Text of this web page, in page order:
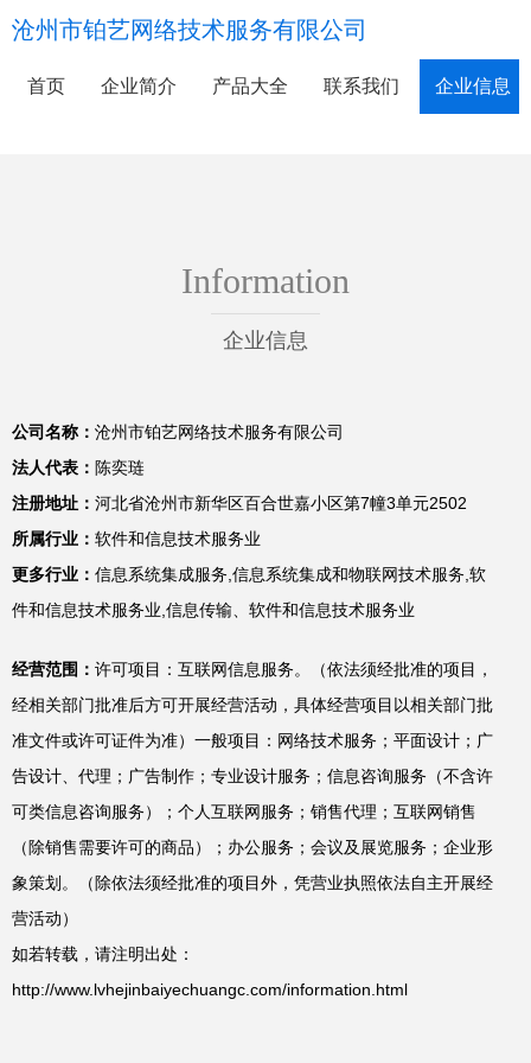
沧州市铂艺网络技术服务有限公司
首页 企业简介 产品大全 联系我们 企业信息
Information
企业信息
公司名称： 沧州市铂艺网络技术服务有限公司
法人代表： 陈奕琏
注册地址： 河北省沧州市新华区百合世嘉小区第7幢3单元2502
所属行业： 软件和信息技术服务业
更多行业： 信息系统集成服务,信息系统集成和物联网技术服务,软
件和信息技术服务业,信息传输、软件和信息技术服务业
经营范围： 许可项目：互联网信息服务。（依法须经批准的项目，
经相关部门批准后方可开展经营活动，具体经营项目以相关部门批
准文件或许可证件为准）一般项目：网络技术服务；平面设计；广
告设计、代理；广告制作；专业设计服务；信息咨询服务（不含许
可类信息咨询服务）；个人互联网服务；销售代理；互联网销售
（除销售需要许可的商品）；办公服务；会议及展览服务；企业形
象策划。（除依法须经批准的项目外，凭营业执照依法自主开展经
营活动）
如若转载，请注明出处：
http://www.lvhejinbaiyechuangc.com/information.html